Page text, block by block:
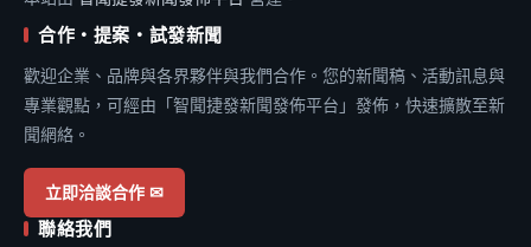
合作・提案・試發新聞
歡迎企業、品牌與各界夥伴與我們合作。您的新聞稿、活動訊息與
專業觀點，可經由「智聞捷發新聞發佈平台」發佈，快速擴散至新
聞網絡。
立即洽談合作 ✉
聯絡我們